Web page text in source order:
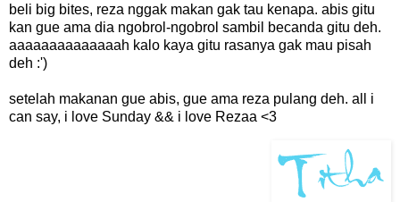
beli big bites, reza nggak makan gak tau kenapa. abis gitu
kan gue ama dia ngobrol-ngobrol sambil becanda gitu deh.
aaaaaaaaaaaaaah kalo kaya gitu rasanya gak mau pisah
deh :')
setelah makanan gue abis, gue ama reza pulang deh. all i
can say, i love Sunday && i love Rezaa <3